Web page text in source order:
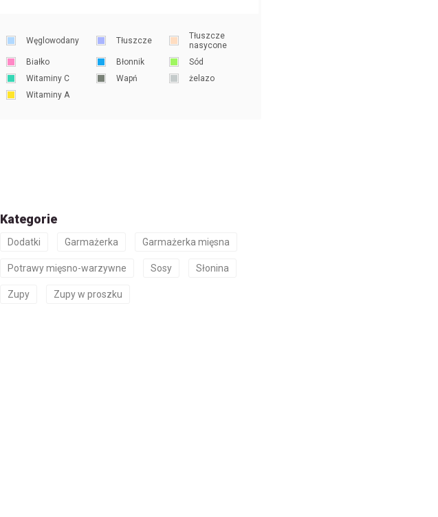
Węglowodany Tłuszcze
Tłuszcze
nasycone
Białko
Błonnik
Sód
Witaminy C
Wapń
żelazo
Witaminy A
Kategorie
Dodatki Garmażerka Garmażerka mięsna
Potrawy mięsno-warzywne Sosy Słonina
Zupy Zupy w proszku